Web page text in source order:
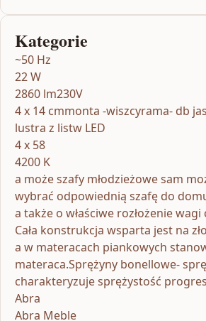
Kategorie
~50 Hz
22 W
2860 lm230V
4 x 14 cmmonta -wiszcyrama- db
lustra z listw LED
4 x 58
4200 K
a może szafy młodzieżowe sam
wybrać odpowiednią szafę do
a także o właściwe rozłożenie wagi
Cała konstrukcja wsparta jest na
a w materacach piankowych
materaca.Sprężyny bonellowe-
charakteryzuje sprężystość
Abra
Abra Meble